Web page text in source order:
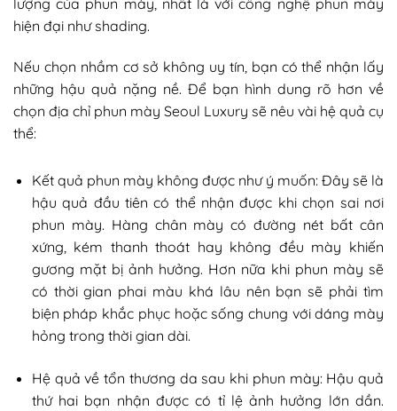
lượng của phun mày, nhất là với công nghệ phun mày
hiện đại như shading.
Nếu chọn nhầm cơ sở không uy tín, bạn có thể nhận lấy
những hậu quả nặng nề. Để bạn hình dung rõ hơn về
chọn địa chỉ phun mày Seoul Luxury sẽ nêu vài hệ quả cụ
thể:
Kết quả phun mày không được như ý muốn: Đây sẽ là
hậu quả đầu tiên có thể nhận được khi chọn sai nơi
phun mày. Hàng chân mày có đường nét bất cân
xứng, kém thanh thoát hay không đều mày khiến
gương mặt bị ảnh hưởng. Hơn nữa khi phun mày sẽ
có thời gian phai màu khá lâu nên bạn sẽ phải tìm
biện pháp khắc phục hoặc sống chung với dáng mày
hỏng trong thời gian dài.
Hệ quả về tổn thương da sau khi phun mày: Hậu quả
thứ hai bạn nhận được có tỉ lệ ảnh hưởng lớn dần.